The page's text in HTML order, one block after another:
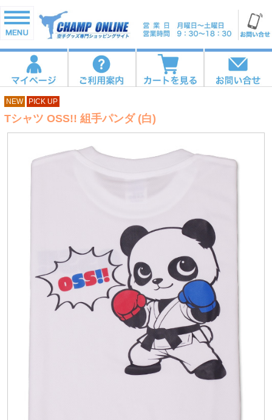
NEW PICK UP
Tシャツ OSS!! 組手パンダ (白)